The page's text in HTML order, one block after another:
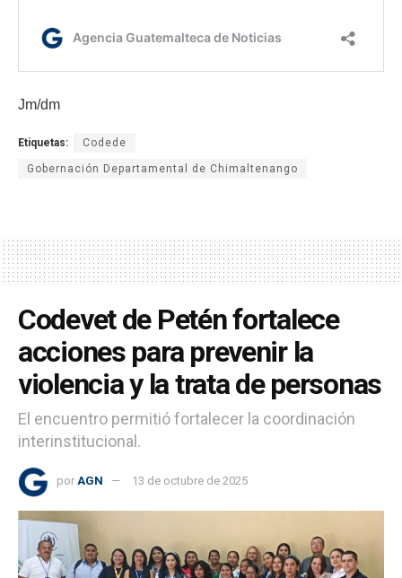
Jm/dm
Etiquetas: Codede
Gobernación Departamental de Chimaltenango
Codevet de Petén fortalece
acciones para prevenir la
violencia y la trata de personas
El encuentro permitió fortalecer la coordinación
interinstitucional.
por AGN 13 de octubre de 2025